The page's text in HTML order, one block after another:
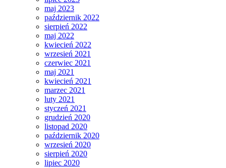
maj 2023
październik 2022
sierpień 2022
maj 2022
kwiecień 2022
wrzesień 2021
czerwiec 2021
maj 2021
kwiecień 2021
marzec 2021
luty 2021
styczeń 2021
grudzień 2020
listopad 2020
październik 2020
wrzesień 2020
sierpień 2020
lipiec 2020